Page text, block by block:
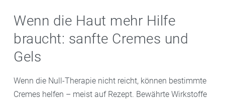
Wenn die Haut mehr Hilfe
braucht: sanfte Cremes und
Gels
Wenn die Null-Therapie nicht reicht, können bestimmte
Cremes helfen – meist auf Rezept. Bewährte Wirkstoffe